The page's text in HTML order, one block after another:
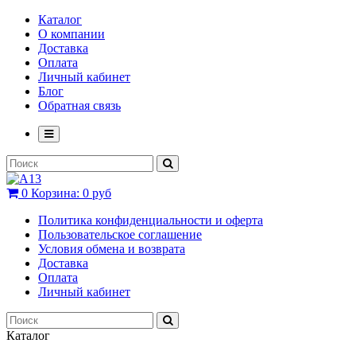
Каталог
О компании
Доставка
Оплата
Личный кабинет
Блог
Обратная связь
0 Корзина: 0 руб
Политика конфиденциальности и оферта
Пользовательское соглашение
Условия обмена и возврата
Доставка
Оплата
Личный кабинет
Каталог